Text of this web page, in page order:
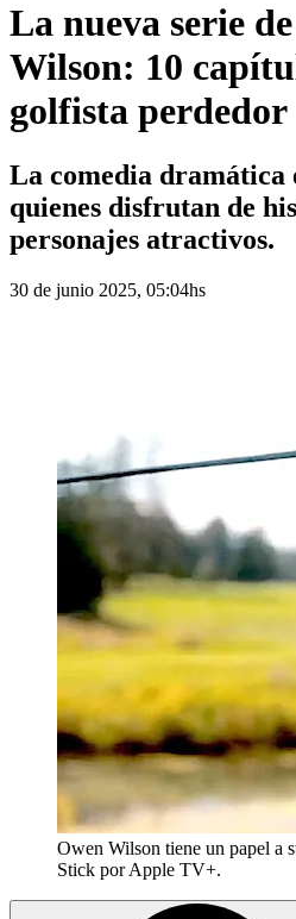
La nueva serie
Wilson: 10
golfista perdedor
La comedia dramática
quienes disfrutan de
personajes atractivos.
30 de junio 2025, 05:04hs
Owen Wilson tiene un papel a
Stick por Apple TV+.